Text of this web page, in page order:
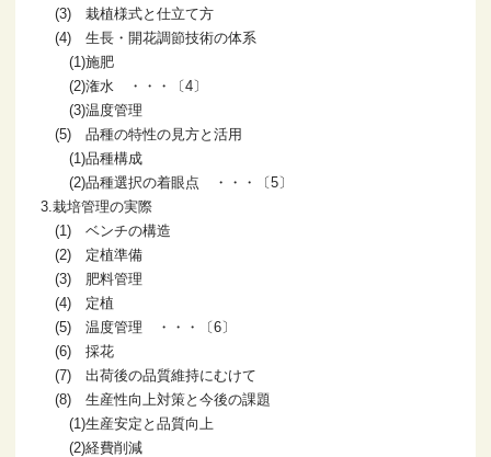
(3) 栽植様式と仕立て方
(4) 生長・開花調節技術の体系
(1)施肥
(2)潅水 ・・・〔4〕
(3)温度管理
(5) 品種の特性の見方と活用
(1)品種構成
(2)品種選択の着眼点 ・・・〔5〕
3.栽培管理の実際
(1) ベンチの構造
(2) 定植準備
(3) 肥料管理
(4) 定植
(5) 温度管理 ・・・〔6〕
(6) 採花
(7) 出荷後の品質維持にむけて
(8) 生産性向上対策と今後の課題
(1)生産安定と品質向上
(2)経費削減